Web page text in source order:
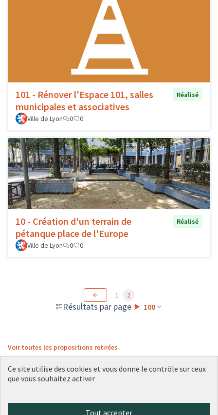
101 - Rénover l'Espace 101, salles
municipales et associatives
Réalisé
Ville de Lyon 0 0
10 - Création d'un terrain de
pétanque place de l'Europe
Réalisé
Ville de Lyon 0 0
Résultats par page : 100
1 2
Voir toutes les propositions retirées
Ce site utilise des cookies et vous donne le contrôle sur ceux
que vous souhaitez activer
Tout accepter